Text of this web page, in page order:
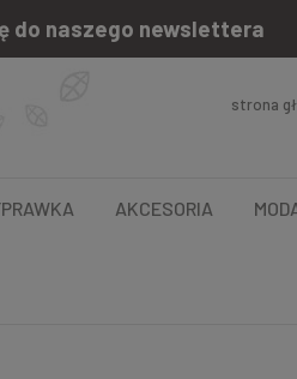
do naszego newslettera
strona
AKCESORIA